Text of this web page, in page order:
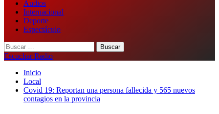
Audios
Internacional
Deporte
Espectáculo
Buscar:
Escuchar Radio
Inicio
Local
Covid 19: Reportan una persona fallecida y 565 nuevos
contagios en la provincia